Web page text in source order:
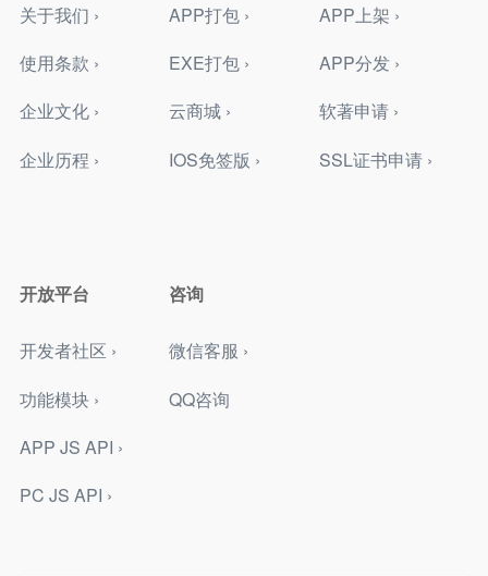
关于我们 ›
使用条款 ›
企业文化 ›
企业历程 ›
APP打包 ›
EXE打包 ›
云商城 ›
IOS免签版 ›
APP上架 ›
APP分发 ›
软著申请 ›
SSL证书申请 ›
开放平台
开发者社区 ›
功能模块 ›
APP JS API ›
PC JS API ›
咨询
微信客服 ›
QQ咨询